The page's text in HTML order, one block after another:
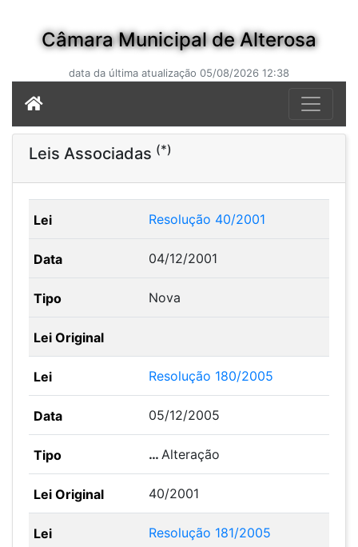
Câmara Municipal de Alterosa
data da última atualização 05/08/2026 12:38
Leis Associadas (*)
Resolução 40/2001
04/12/2001
Nova
Resolução 180/2005
05/12/2005
…Alteração
40/2001
Resolução 181/2005